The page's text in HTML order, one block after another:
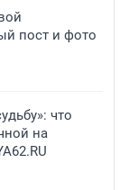
пост и фото
что
на